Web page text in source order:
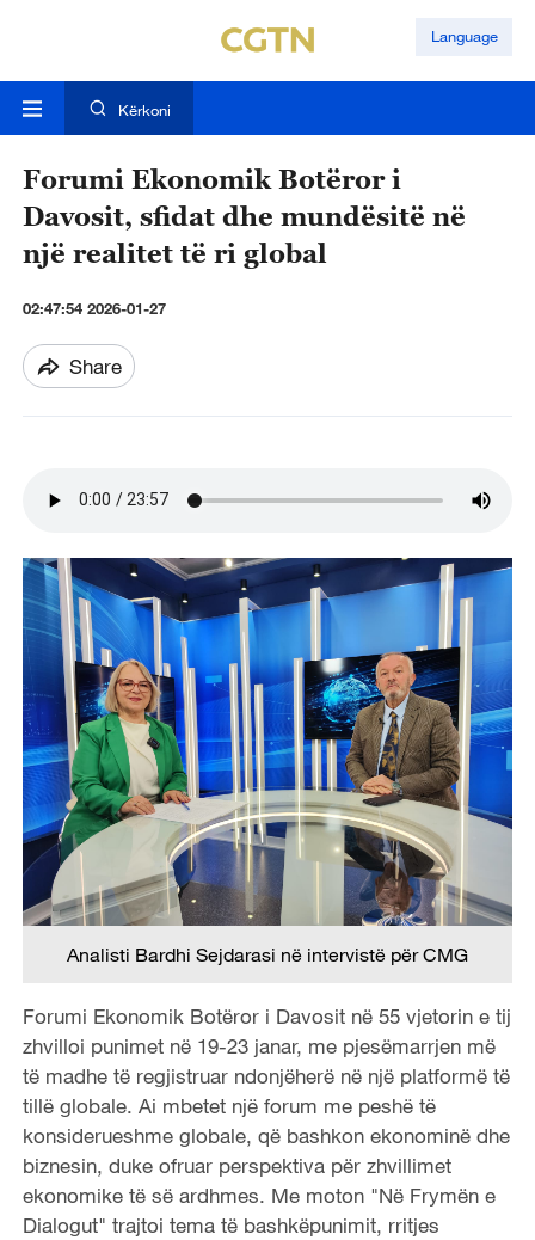
Language
Kërkoni
Forumi Ekonomik Botëror i
Davosit, sfidat dhe mundësitë në
një realitet të ri global
02:47:54 2026-01-27
Share
Analisti Bardhi Sejdarasi në intervistë për CMG
Forumi Ekonomik Botëror i Davosit në 55 vjetorin e tij
zhvilloi punimet në 19-23 janar, me pjesëmarrjen më
të madhe të regjistruar ndonjëherë në një platformë të
tillë globale. Ai mbetet një forum me peshë të
konsiderueshme globale, që bashkon ekonominë dhe
biznesin, duke ofruar perspektiva për zhvillimet
ekonomike të së ardhmes. Me moton "Në Frymën e
Dialogut" trajtoi tema të bashkëpunimit, rritjes